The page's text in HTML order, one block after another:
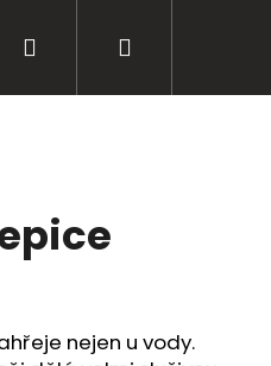
Péče o úlovky
Přihlášení
nejen u vody.